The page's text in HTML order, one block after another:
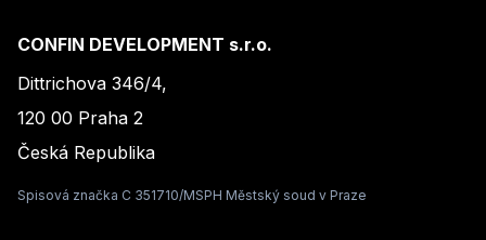
CONFIN DEVELOPMENT s.r.o.
Dittrichova 346/4,
120 00 Praha 2
Česká Republika
Spisová značka C 351710/MSPH Městský soud v Praze